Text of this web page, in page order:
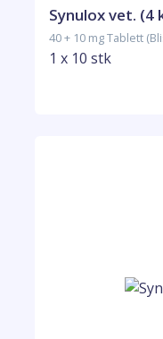
Synulox vet. (4
40 + 10 mg Tablett
1 x 10 stk